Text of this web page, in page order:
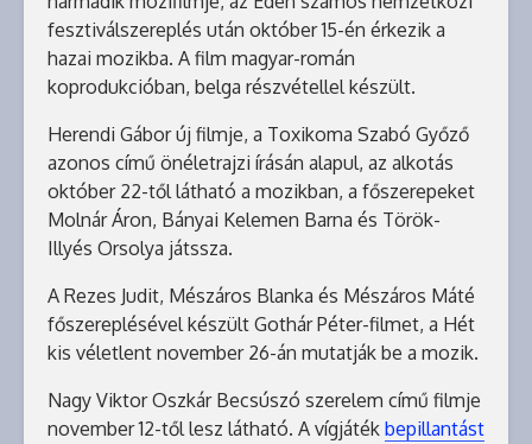
fesztiválszereplés után október 15-én érkezik a
hazai mozikba. A film magyar-román
koprodukcióban, belga részvétellel készült.
Herendi Gábor új filmje, a Toxikoma Szabó Győző
azonos című önéletrajzi írásán alapul, az alkotás
október 22-től látható a mozikban, a főszerepeket
Molnár Áron, Bányai Kelemen Barna és Török-
Illyés Orsolya játssza.
A Rezes Judit, Mészáros Blanka és Mészáros Máté
főszereplésével készült Gothár Péter-filmet, a Hét
kis véletlent november 26-án mutatják be a mozik.
Nagy Viktor Oszkár Becsúszó szerelem című filmje
november 12-től lesz látható. A vígjáték bepillantást